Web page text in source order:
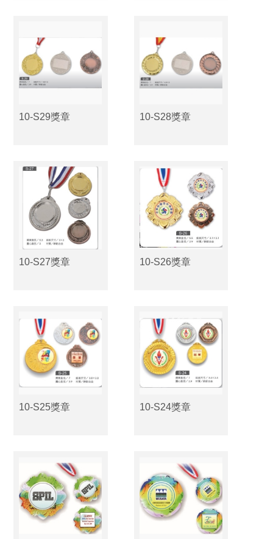
10-S29獎章 10-S28獎章
10-S27獎章 10-S26獎章
10-S25獎章 10-S24獎章